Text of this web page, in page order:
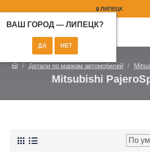
ЛИПЕЦК
ВАШ ГОРОД — ЛИПЕЦК?
Детали по маркам автомобилей
Mitsubishi